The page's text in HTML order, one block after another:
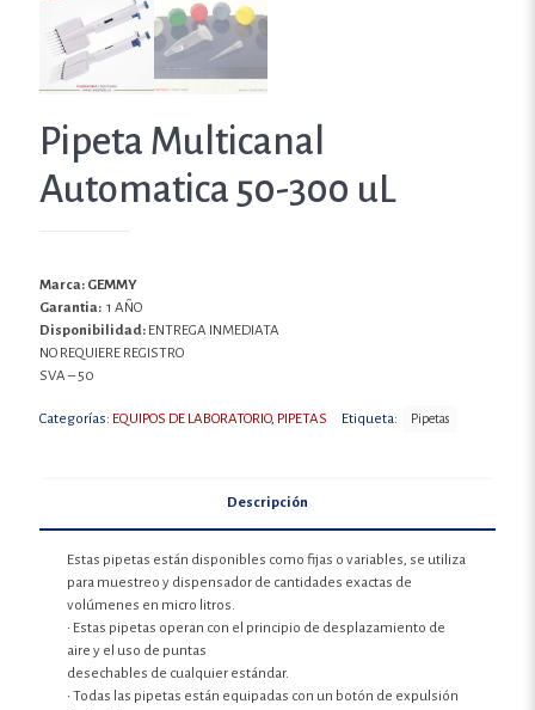
Pipeta Multicanal
Automatica 50-300 uL
Marca: GEMMY
Garantia: 1 AÑO
Disponibilidad: ENTREGA INMEDIATA
NO REQUIERE REGISTRO
SVA – 50
Categorías: EQUIPOS DE LABORATORIO, PIPETAS Etiqueta: Pipetas
Descripción
Estas pipetas están disponibles como fijas o variables, se utiliza
para muestreo y dispensador de cantidades exactas de
volúmenes en micro litros.
• Estas pipetas operan con el principio de desplazamiento de
aire y el uso de puntas
desechables de cualquier estándar.
• Todas las pipetas están equipadas con un botón de expulsión